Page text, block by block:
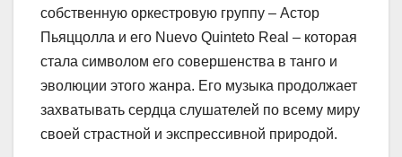
собственную оркестровую группу – Астор
Пьяццолла и его Nuevo Quinteto Real – которая
стала символом его совершенства в танго и
эволюции этого жанра. Его музыка продолжает
захватывать сердца слушателей по всему миру
своей страстной и экспрессивной природой.